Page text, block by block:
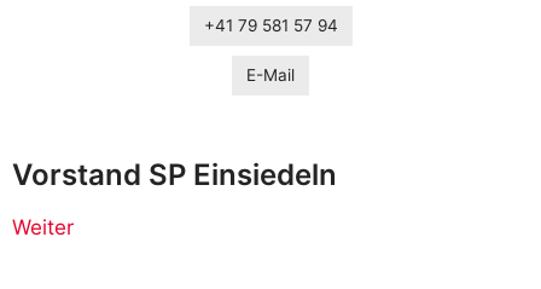
+41 79 581 57 94
E-Mail
Vorstand SP Einsiedeln
Weiter